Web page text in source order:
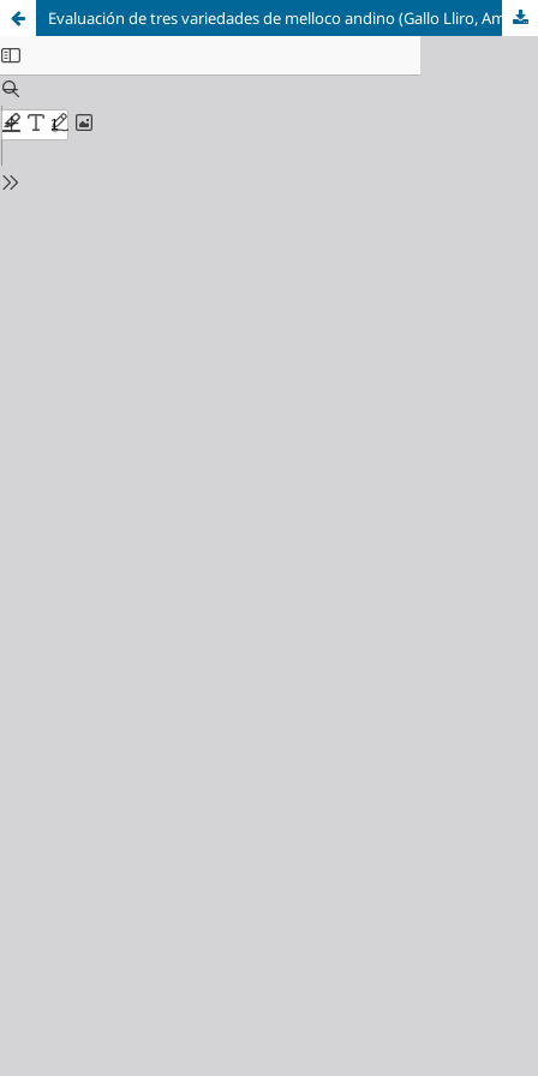
Evaluación de tres variedades de melloco andino (Gallo Lliro, Amarillo y Rosado) en la producción de pickles, como alternativa de valor agregado